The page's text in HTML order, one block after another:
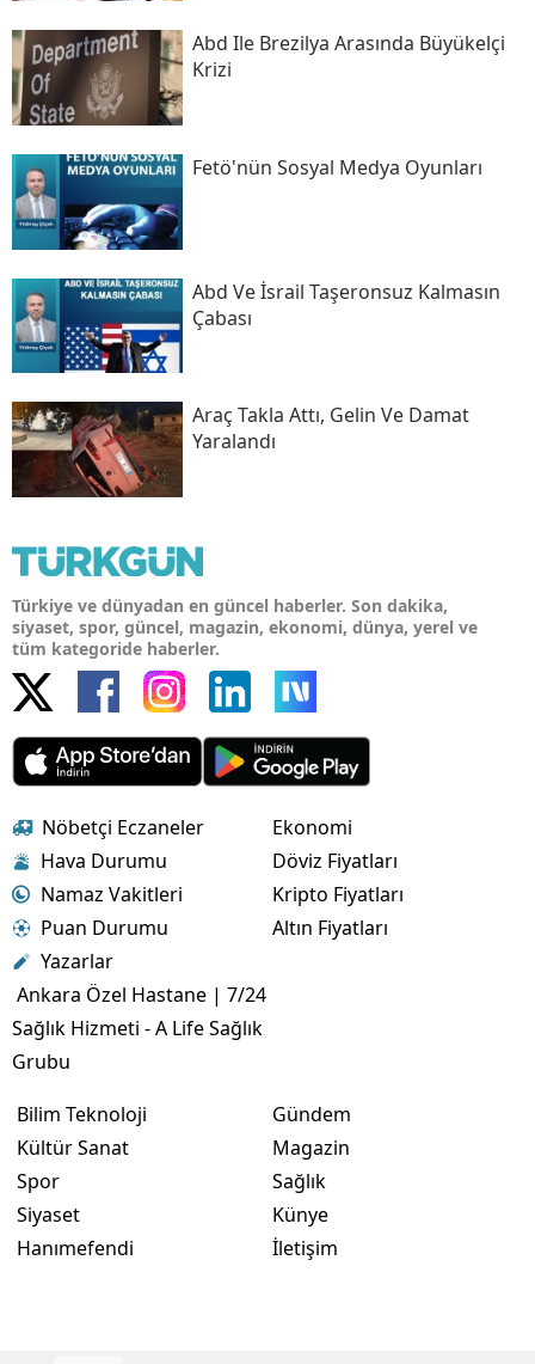
Abd Ile Brezilya Arasında Büyükelçi
Krizi
Fetö'nün Sosyal Medya Oyunları
Abd Ve İsrail Taşeronsuz Kalmasın
Çabası
Araç Takla Attı, Gelin Ve Damat
Yaralandı
Türkiye ve dünyadan en güncel haberler. Son dakika,
siyaset, spor, güncel, magazin, ekonomi, dünya, yerel ve
tüm kategoride haberler.
Nöbetçi Eczaneler
Hava Durumu
Namaz Vakitleri
Puan Durumu
Yazarlar
Ankara Özel Hastane | 7/24
Sağlık Hizmeti - A Life Sağlık
Grubu
Ekonomi
Döviz Fiyatları
Kripto Fiyatları
Altın Fiyatları
Bilim Teknoloji
Kültür Sanat
Spor
Siyaset
Hanımefendi
Gündem
Magazin
Sağlık
Künye
İletişim